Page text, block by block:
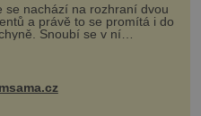
se nachází na rozhraní dvou
a právě to se promítá i do
Snoubí se v ní
a asijské chutě a díky tomu
které rozhodně st...